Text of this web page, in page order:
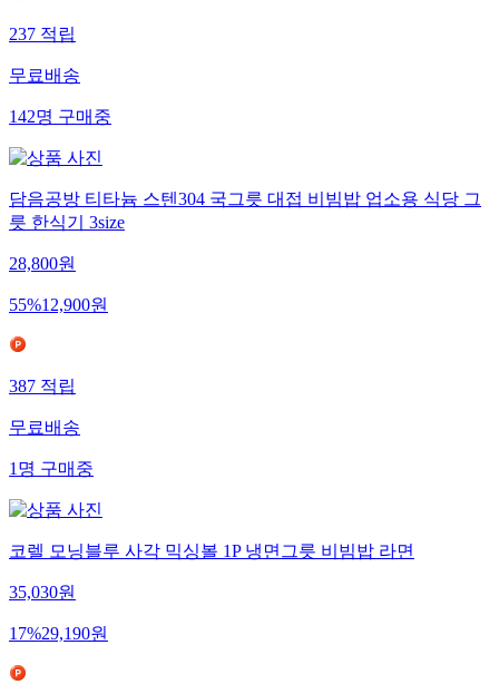
237적립
무료배송
142명구매중
담음공방 티타늄 스텐304 국그릇 대접 비빔밥 업소용 식당 그
릇 한식기 3size
28,800원
55%12,900원
387적립
무료배송
1명구매중
코렐 모닝블루 사각 믹싱볼 1P 냉면그릇 비빔밥 라면
35,030원
17%29,190원